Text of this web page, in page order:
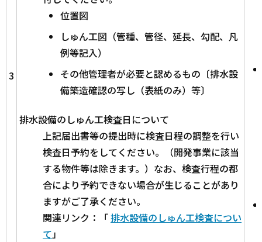
3
位置図
しゅん工図（管種、管径、延長、勾配、凡
例等記入）
その他管理者が必要と認めるもの〔排水設
備築造確認の写し（表紙のみ）等〕
排水設備のしゅん工検査日について
上記届出書等の提出時に検査日程の調整を行い
検査日予約をしてください。（開発事業に該当
する物件等は除きます。）なお、検査行程の都
合により予約できない場合が生じることがあり
ますがご了承ください。
関連リンク：「排水設備のしゅん工検査につい
て」